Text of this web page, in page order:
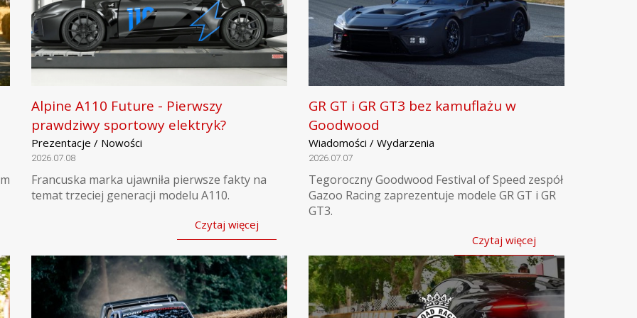
Alpine A110 Future - Pierwszy
prawdziwy sportowy elektryk?
Prezentacje / Nowości
2026.07.08
Francuska marka ujawniła pierwsze fakty na
temat trzeciej generacji modelu A110.
Czytaj więcej
GR GT i GR GT3 bez kamuflażu w
Goodwood
Wiadomości / Wydarzenia
2026.07.07
Tegoroczny Goodwood Festival of Speed zespół
Gazoo Racing zaprezentuje modele GR GT i GR
GT3.
Czytaj więcej